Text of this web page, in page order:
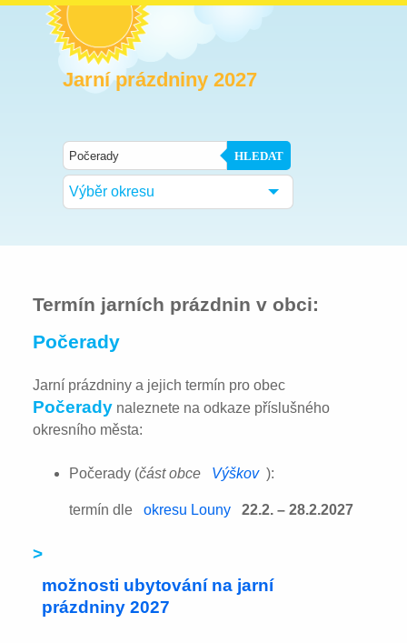
Jarní prázdniny 2027
HLEDAT
Výběr okresu
Termín jarních prázdnin v obci:
Počerady
Jarní prázdniny a jejich termín pro obec
Počerady naleznete na odkaze příslušného
okresního města:
Počerady (část obce Výškov ):
termín dle okresu Louny 22.2. – 28.2.2027
>
možnosti ubytování na jarní
prázdniny 2027